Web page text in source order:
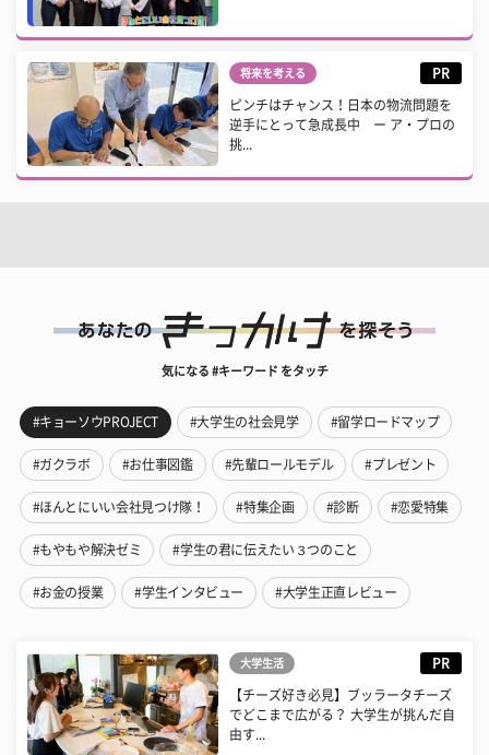
将来を考える PR
ピンチはチャンス！日本の物流問題を
逆手にとって急成長中 ー ア・プロの
挑...
気になる #キーワード をタッチ
#キョーソウPROJECT #大学生の社会見学 #留学ロードマップ
#ガクラボ #お仕事図鑑 #先輩ロールモデル #プレゼント
#ほんとにいい会社見つけ隊！ #特集企画 #診断 #恋愛特集
#もやもや解決ゼミ #学生の君に伝えたい３つのこと
#お金の授業 #学生インタビュー #大学生正直レビュー
大学生活 PR
【チーズ好き必見】ブッラータチーズ
でどこまで広がる？ 大学生が挑んだ自
由す...